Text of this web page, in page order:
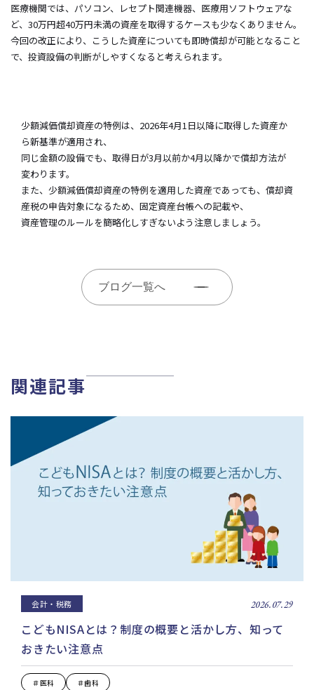
医療機関では、パソコン、レセプト関連機器、医療用ソフトウェアな
ど、30万円超40万円未満の資産を取得するケースも少なくありません。
今回の改正により、こうした資産についても即時償却が可能となること
で、投資設備の判断がしやすくなると考えられます。
少額減価償却資産の特例は、2026年4月1日以降に取得した資産か
ら新基準が適用され、
同じ金額の設備でも、取得日が3月以前か4月以降かで償却方法が
変わります。
また、少額減価償却資産の特例を適用した資産であっても、償却資
産税の申告対象になるため、固定資産台帳への記載や、
資産管理のルールを簡略化しすぎないよう注意しましょう。
ブログ一覧へ
関連記事
会計・税務 2026.07.29
こどもNISAとは？制度の概要と活かし方、知って
おきたい注意点
＃医科 ＃歯科